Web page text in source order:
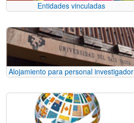
desplazarse.
Entidades vinculadas
Alojamiento para personal investigador